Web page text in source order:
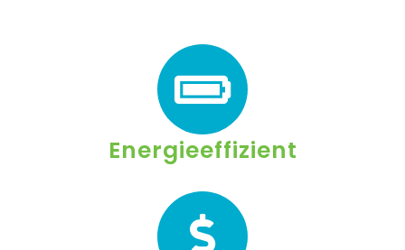
Energieeffizient